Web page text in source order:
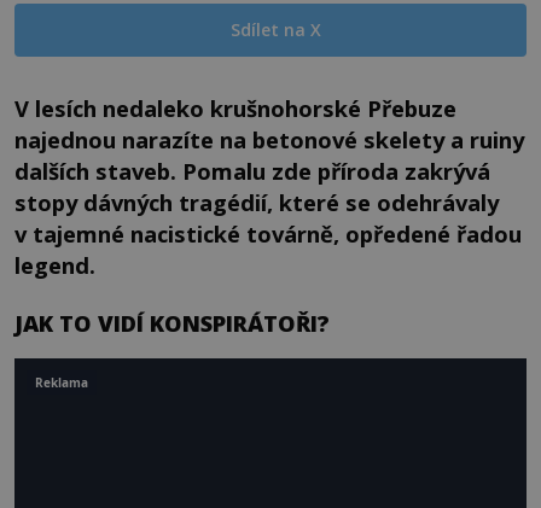
Sdílet na X
V lesích nedaleko krušnohorské Přebuze
najednou narazíte na betonové skelety a ruiny
dalších staveb. Pomalu zde příroda zakrývá
stopy dávných tragédií, které se odehrávaly
v tajemné nacistické továrně, opředené řadou
legend.
JAK TO VIDÍ KONSPIRÁTOŘI?
Reklama